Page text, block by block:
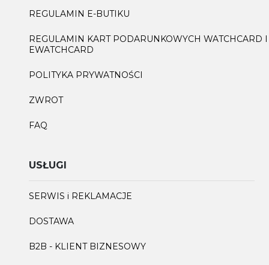
REGULAMIN E-BUTIKU
REGULAMIN KART PODARUNKOWYCH WATCHCARD I
EWATCHCARD
POLITYKA PRYWATNOŚCI
ZWROT
FAQ
USŁUGI
SERWIS i REKLAMACJE
DOSTAWA
B2B - KLIENT BIZNESOWY